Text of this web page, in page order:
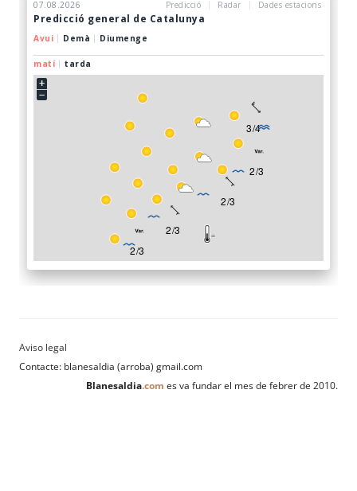
Contacte: blanesaldia (arroba) gmail.com
Blanesaldia.com es va fundar el mes de febrer de 2010.